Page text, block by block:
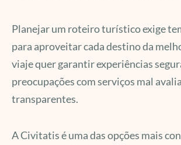
Planejar um roteiro turístico exige
para aproveitar cada destino da
viaje quer garantir experiências
preocupações com serviços mal
transparentes.
A Civitatis é uma das opções mais